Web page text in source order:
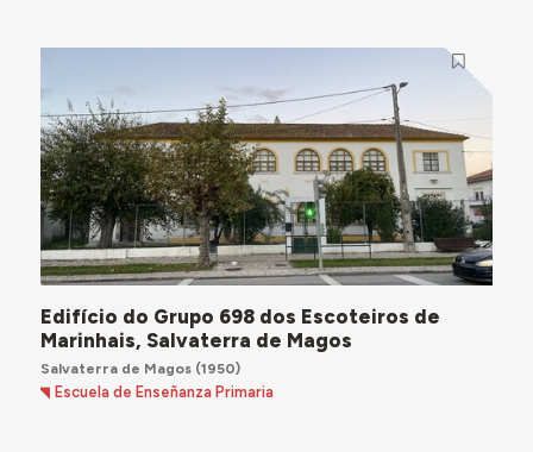
Edifício do Grupo 698 dos Escoteiros de
Marinhais, Salvaterra de Magos
Salvaterra de Magos(1950)
Escuela de Enseñanza Primaria